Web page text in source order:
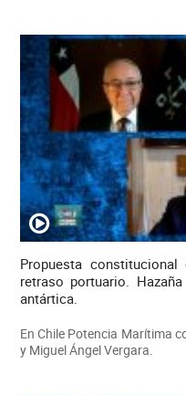
Propuesta constitucional
retraso portuario.
antártica.
En Chile Potencia Marítima
y Miguel Ángel Vergara.